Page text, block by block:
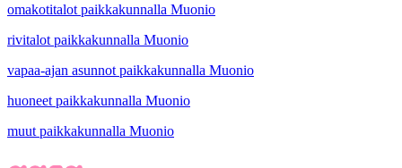
omakotitalot paikkakunnalla Muonio
rivitalot paikkakunnalla Muonio
vapaa-ajan asunnot paikkakunnalla Muonio
huoneet paikkakunnalla Muonio
muut paikkakunnalla Muonio